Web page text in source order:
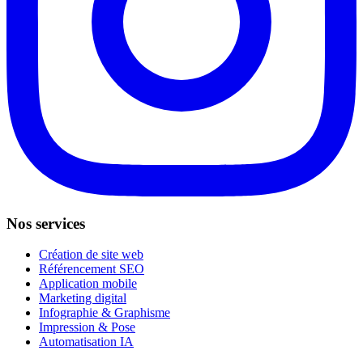
Nos services
Création de site web
Référencement SEO
Application mobile
Marketing digital
Infographie & Graphisme
Impression & Pose
Automatisation IA